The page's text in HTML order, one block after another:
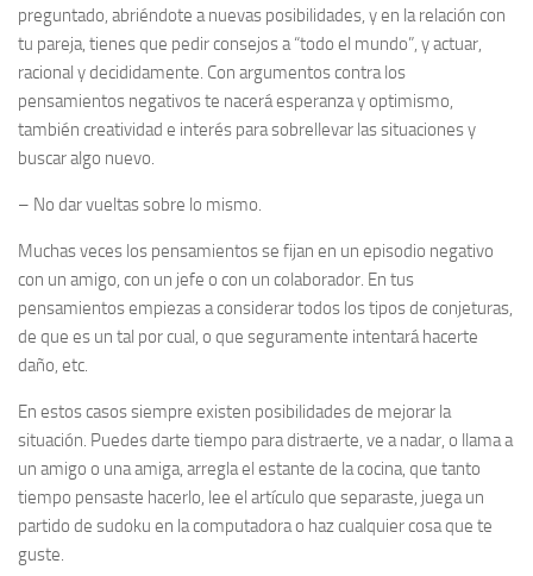
preguntado, abriéndote a nuevas posibilidades, y en la relación con
tu pareja, tienes que pedir consejos a “todo el mundo”, y actuar,
racional y decididamente. Con argumentos contra los
pensamientos negativos te nacerá esperanza y optimismo,
también creatividad e interés para sobrellevar las situaciones y
buscar algo nuevo.
– No dar vueltas sobre lo mismo.
Muchas veces los pensamientos se fijan en un episodio negativo
con un amigo, con un jefe o con un colaborador. En tus
pensamientos empiezas a considerar todos los tipos de conjeturas,
de que es un tal por cual, o que seguramente intentará hacerte
daño, etc.
En estos casos siempre existen posibilidades de mejorar la
situación. Puedes darte tiempo para distraerte, ve a nadar, o llama a
un amigo o una amiga, arregla el estante de la cocina, que tanto
tiempo pensaste hacerlo, lee el artículo que separaste, juega un
partido de sudoku en la computadora o haz cualquier cosa que te
guste.